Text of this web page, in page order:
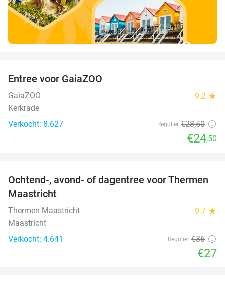
Entree voor GaiaZOO
GaiaZOO 9.2 star
Kerkrade
Verkocht: 8.627
Regulier €28,50
€24,50
25%
Ochtend-, avond- of dagentree voor Thermen
Maastricht
Thermen Maastricht 9.7 star
Maastricht
Verkocht: 4.641
Regulier €36
€27